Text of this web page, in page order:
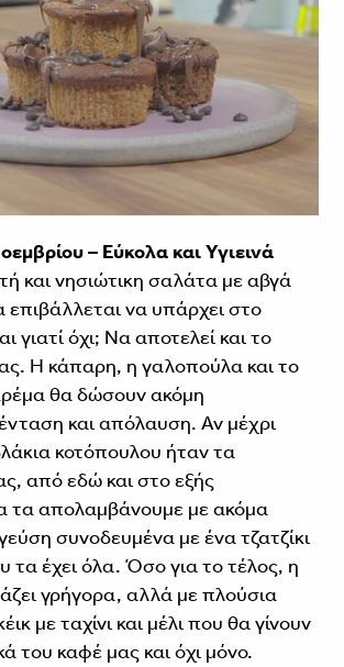
– Εύκολα και Υγιεινά
και νησιώτικη σαλάτα με αβγά
επιβάλλεται να υπάρχει στο
γιατί όχι; Να αποτελεί και το
Η κάπαρη, η γαλοπούλα και το
θα δώσουν ακόμη
και απόλαυση. Αν μέχρι
κοτόπουλου ήταν τα
από εδώ και στο εξής
τα απολαμβάνουμε με ακόμα
συνοδευμένα με ένα τζατζίκι
τα έχει όλα. Όσο για το τέλος, η
γρήγορα, αλλά με πλούσια
με ταχίνι και μέλι που θα γίνουν
του καφέ μας και όχι μόνο.